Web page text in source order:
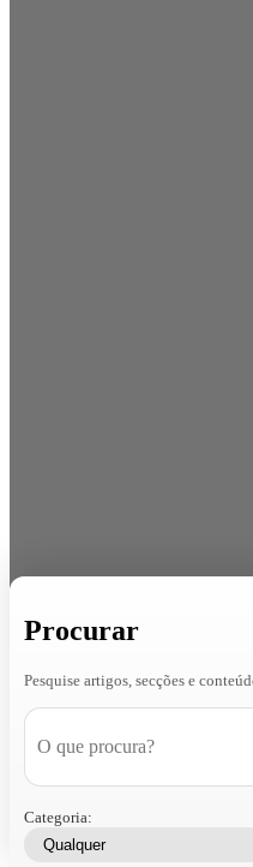
Procurar
Pesquise artigos, secções e
Categoria: